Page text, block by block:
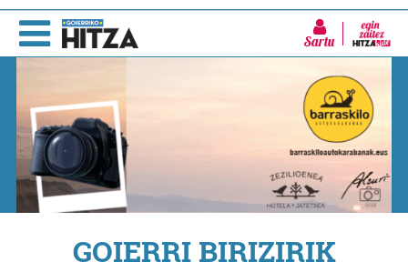
Sartu
GOIERRI BIRIZIRIK